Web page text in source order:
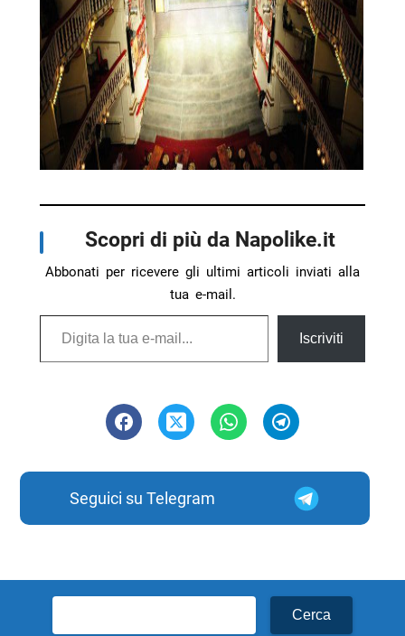
Scopri di più da Napolike.it
Abbonati per ricevere gli ultimi articoli inviati alla
tua e-mail.
Digita la tua e-mail...
Iscriviti
Seguici su Telegram
per: